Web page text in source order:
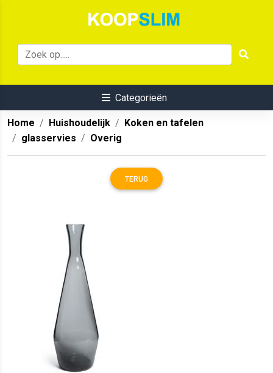
Categorieën
Home Huishoudelijk
Koken en tafelen
glasservies
Overig
TERUG